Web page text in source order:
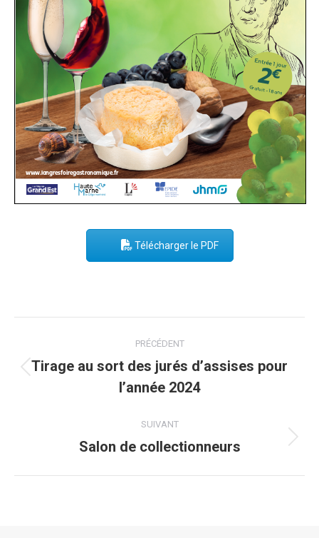
Télécharger le PDF
navigation
PRÉCÉDENT
Onglet
précédent
Tirage au sort des jurés d’assises pour
l’année 2024
SUIVANT
Onglet
Salon de collectionneurs